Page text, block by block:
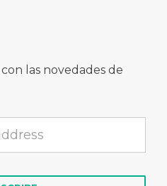
las novedades de